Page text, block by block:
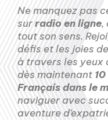
Ne manquez pas
surradio en ligne,
tout son sens.
défis et les joies
à travers les yeux
dès maintenant
Français dans le
naviguer avec
aventure